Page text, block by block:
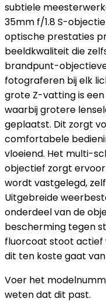
subtiele
35mm f/1.8 S-
optische prestaties
beeldkwaliteit die
brandpunt-
fotograferen bij elk
grote Z-vatting is
waarbij grotere
geplaatst. Dit zorgt
comfortabele
vloeiend. Het multi-
objectief zorgt
wordt vastgelegd,
Uitgebreide
onderdeel van de
bescherming tegen
fluorcoat stoot actief
dit ten koste gaat
Voer het
weten dat dit past.